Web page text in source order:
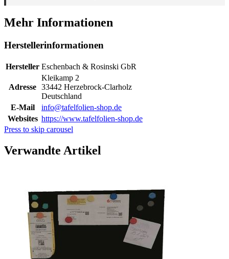
Mehr Informationen
Herstellerinformationen
Hersteller Eschenbach & Rosinski GbR
Adresse
Kleikamp 2
33442 Herzebrock-Clarholz
Deutschland
E-Mail
info@tafelfolien-shop.de
Websites https://www.tafelfolien-shop.de
Press to skip carousel
Verwandte Artikel